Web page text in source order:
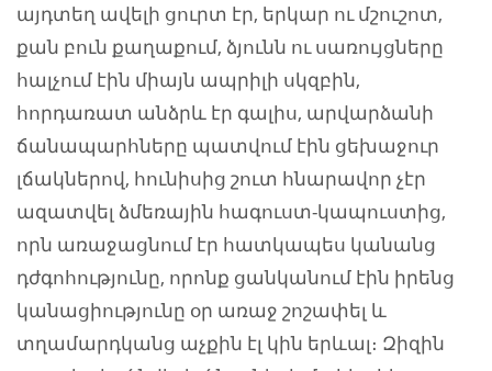
այդտեղ ավելի ցուրտ էր, երկար ու մշուշոտ,
քան բուն քաղաքում, ձյունն ու սառույցները
հալչում էին միայն ապրիլի սկզբին,
հորդառատ անձրև էր գալիս, արվարձանի
ճանապարհները պատվում էին ցեխաջուր
լճակներով, հունիսից շուտ հնարավոր չէր
ազատվել ձմեռային հագուստ-կապուստից,
որն առաջացնում էր հատկապես կանանց
դժգոհությունը, որոնք ցանկանում էին իրենց
կանացիությունը օր առաջ շոշափել և
տղամարդկանց աչքին էլ կին երևալ։ Զիզին